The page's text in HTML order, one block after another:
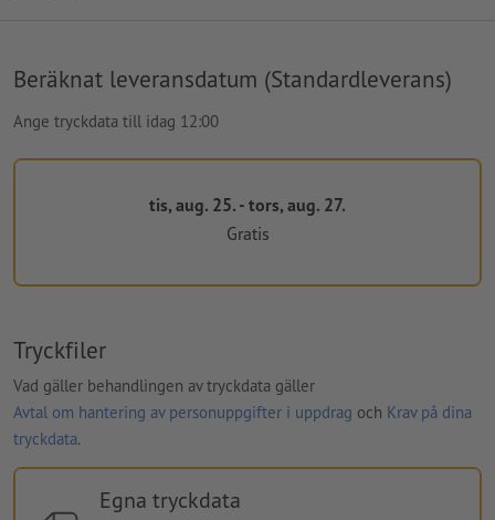
Beräknat leveransdatum (Standardleverans)
Ange tryckdata till idag 12:00
tis, aug. 25. - tors, aug. 27.
Gratis
Tryckfiler
Vad gäller behandlingen av tryckdata gäller
Avtal om hantering av personuppgifter i uppdrag och Krav på dina
tryckdata.
Egna tryckdata